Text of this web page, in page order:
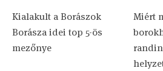
Kialakult a Borászok
Borásza idei top 5-ös
mezőnye
Miért